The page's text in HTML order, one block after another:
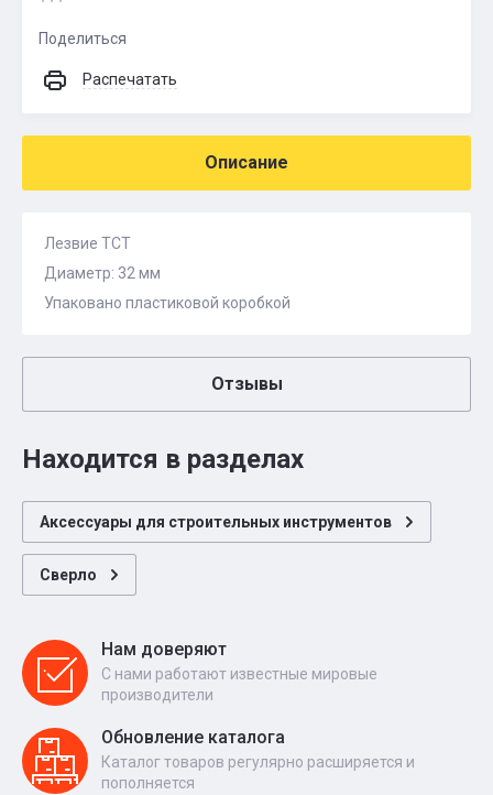
Поделиться
Распечатать
Описание
Лезвие ТСТ
Диаметр: 32 мм
Упаковано пластиковой коробкой
Отзывы
Находится в разделах
Аксессуары для строительных инструментов
Сверло
Нам доверяют
С нами работают известные мировые
производители
Обновление каталога
Каталог товаров регулярно расширяется и
пополняется